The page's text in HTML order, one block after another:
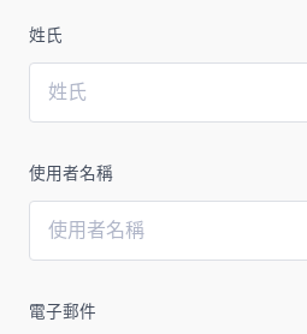
姓氏
使用者名稱
電子郵件